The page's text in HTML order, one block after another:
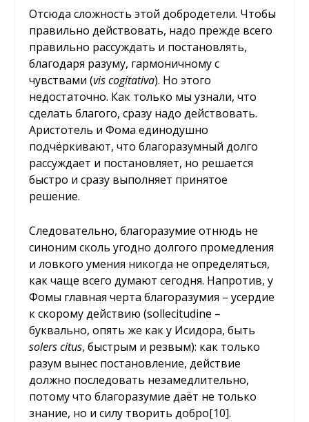
Отсюда сложность этой добродетели. Чтобы
правильно действовать, надо прежде всего
правильно рассуждать и постановлять,
благодаря разуму, гармоничному с
чувствами (vis cogitativa). Но этого
недостаточно. Как только мы узнали, что
сделать благого, сразу надо действовать.
Аристотель и Фома единодушно
подчёркивают, что благоразумный долго
рассуждает и постановляет, но решается
быстро и сразу выполняет принятое
решение.
Следовательно, благоразумие отнюдь не
синоним сколь угодно долгого промедления
и ловкого умения никогда не определяться,
как чаще всего думают сегодня. Напротив, у
Фомы главная черта благоразумия – усердие
к скорому действию (sollecitudine –
буквально, опять же как у Исидора, быть
solers citus, быстрым и резвым): как только
разум вынес постановление, действие
должно последовать незамедлительно,
потому что благоразумие даёт не только
знание, но и силу творить добро[10].